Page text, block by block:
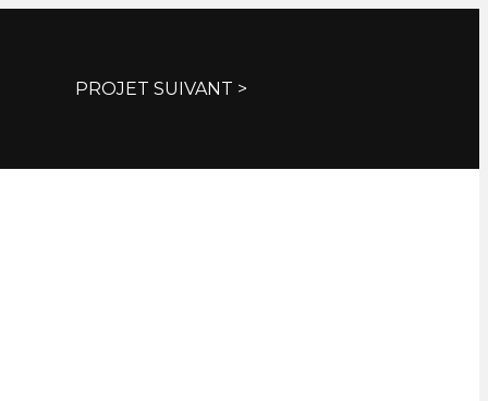
PROJET SUIVANT >